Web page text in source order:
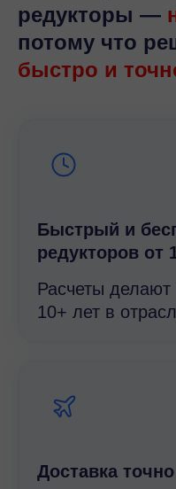
редукторы —
потому что
быстро и
Быстрый и
редукторов от
Расчеты
10+ лет в
Доставка